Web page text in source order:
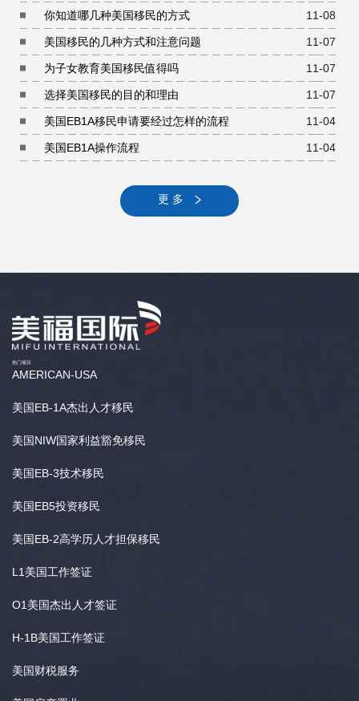
11-08
你知道哪几种美国移民的方式
11-07
美国移民的几种方式和注意问题
11-07
为子女教育美国移民值得吗
11-07
选择美国移民的目的和理由
11-04
美国EB1A移民申请要经过怎样的流程
11-04
美国EB1A操作流程
更 多
热门项目
AMERICAN-USA
美国EB-1A杰出人才移民
美国NIW国家利益豁免移民
美国EB-3技术移民
美国EB5投资移民
美国EB-2高学历人才担保移民
L1美国工作签证
O1美国杰出人才签证
H-1B美国工作签证
美国财税服务